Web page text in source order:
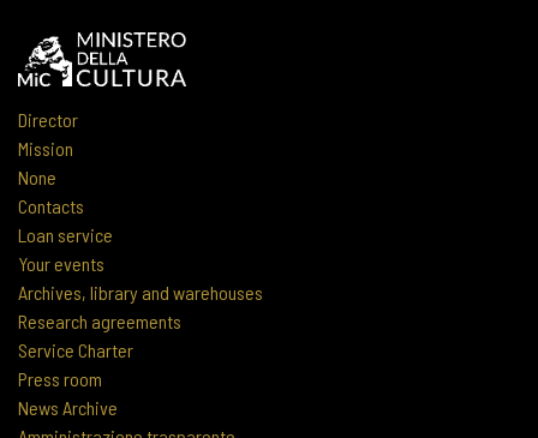
Director
Mission
None
Contacts
Loan service
Your events
Archives, library and warehouses
Research agreements
Service Charter
Press room
News Archive